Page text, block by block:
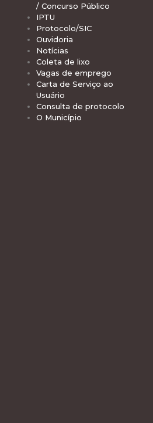
/ Concurso Público
IPTU
Protocolo/SIC
Ouvidoria
Notícias
Coleta de lixo
Vagas de emprego
Carta de Serviço ao
Usuário
Consulta de protocolo
O Município